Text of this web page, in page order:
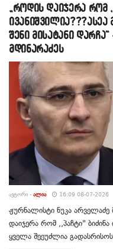
„როდის დაიჯერა რომ
ივანიშვილია???ასეა
შენი მისატანი
მდინარაძეს
ᲐᲕᲢᲝᲠᲘ - ᲐᲚᲘᲐ 16:09 08-07-2026
ჟურნალისტი ნუკა არველაძე
დაიჯერა რომ ,,პაჩტი"
ყველა შეეუძლია